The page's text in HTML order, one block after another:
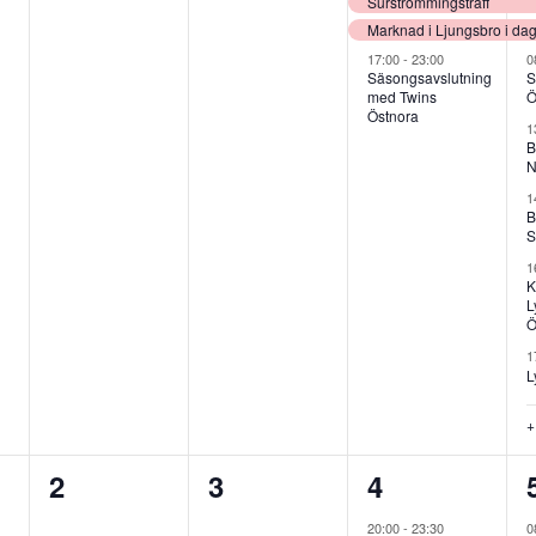
Marknad i Ljungsbro i
17:00- 23:00
Säsongsavslutning
med Twins
Östnora
0
2
0
evenemang,
3
1
evenemang,
4
20:00- 23:30